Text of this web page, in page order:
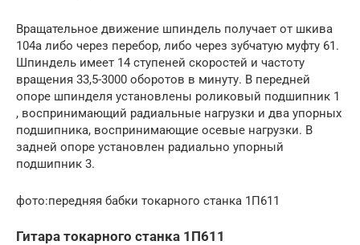
Вращательное движение шпиндель получает от шкива
104а либо через перебор, либо через зубчатую муфту 61.
Шпиндель имеет 14 ступеней скоростей и частоту
вращения 33,5-3000 оборотов в минуту. В передней
опоре шпинделя установлены роликовый подшипник 1
, воспринимающий радиальные нагрузки и два упорных
подшипника, воспринимающие осевые нагрузки. В
задней опоре установлен радиально упорный
подшипник 3.
фото:передняя бабки токарного станка 1П611
Гитара токарного станка 1П611